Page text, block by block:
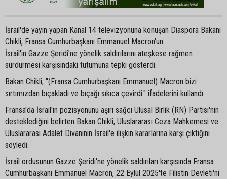
İsrail'de yayın yapan Kanal 14 televizyonuna konuşan Diaspora Bakanı
Chikli, Fransa Cumhurbaşkanı Emmanuel Macron'un
İsrail'in Gazze Şeridi'ne yönelik saldırılarını ateşkese rağmen
sürdürmesi karşısındaki tutumuna tepki gösterdi.
Bakan Chikli, "(Fransa Cumhurbaşkanı Emmanuel) Macron bizi
sırtımızdan bıçakladı ve bıçağı sıkıca çevirdi." ifadelerini kullandı.
Fransa'da İsrail'in pozisyonunu aşırı sağcı Ulusal Birlik (RN) Partisi'nin
desteklediğini belirten Bakan Chikli, Uluslararası Ceza Mahkemesi ve
Uluslararası Adalet Divanının İsrail'e ilişkin kararlarına karşı çıktığını
söyledi.
İsrail ordusunun Gazze Şeridi'ne yönelik saldırıları karşısında Fransa
Cumhurbaşkanı Emmanuel Macron, 22 Eylül 2025'te Filistin Devleti'ni